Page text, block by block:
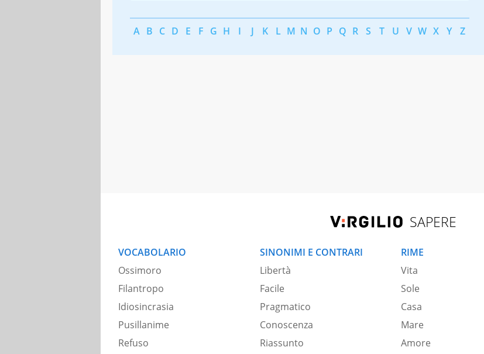
A B C D E F G H I J K L M N O P Q R S T U V W X Y Z
SAPERE
VOCABOLARIO
Ossimoro
Filantropo
Idiosincrasia
Pusillanime
Refuso
SINONIMI E CONTRARI
Libertà
Facile
Pragmatico
Conoscenza
Riassunto
RIME
Vita
Sole
Casa
Mare
Amore